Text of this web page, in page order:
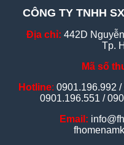
CÔNG TY TNHH
Địa chỉ: 442D
Tp.
Mã số
Hotline: 0901.196.992
0901.196.551 /
Email: